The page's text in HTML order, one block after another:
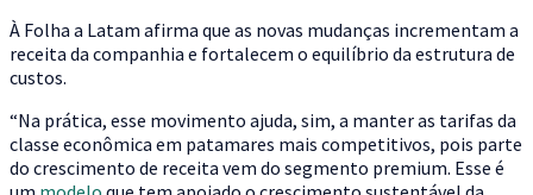
À Folha a Latam afirma que as novas mudanças incrementam a
receita da companhia e fortalecem o equilíbrio da estrutura de
custos.
“Na prática, esse movimento ajuda, sim, a manter as tarifas da
classe econômica em patamares mais competitivos, pois parte
do crescimento de receita vem do segmento premium. Esse é